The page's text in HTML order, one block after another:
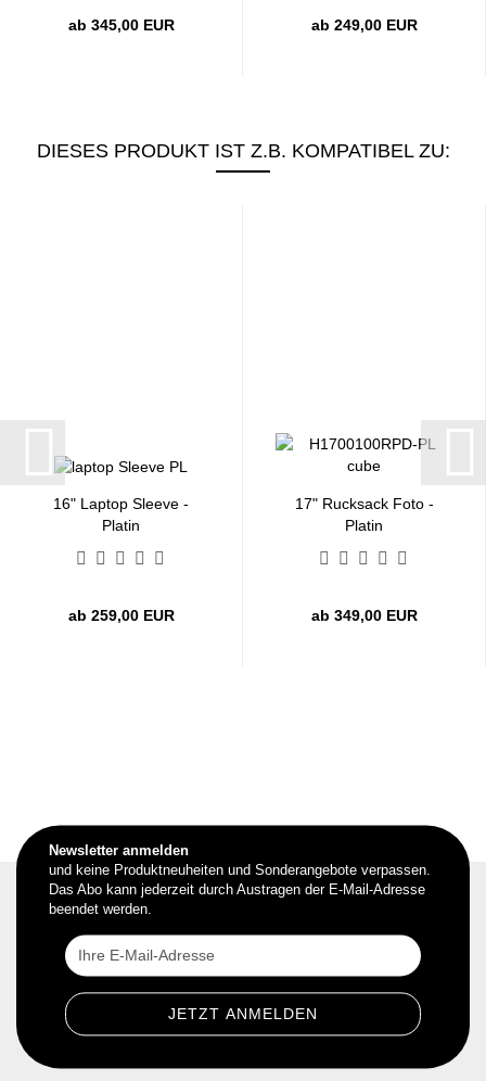
ab 345,00 EUR ab 249,00 EUR
DIESES PRODUKT IST Z.B. KOMPATIBEL ZU:
16" Laptop Sleeve -
Platin
ab 259,00 EUR
17" Rucksack Foto -
Platin
ab 349,00 EUR
Newsletter anmelden
und keine Produktneuheiten und Sonderangebote verpassen.
Das Abo kann jederzeit durch Austragen der E-Mail-Adresse
beendet werden.